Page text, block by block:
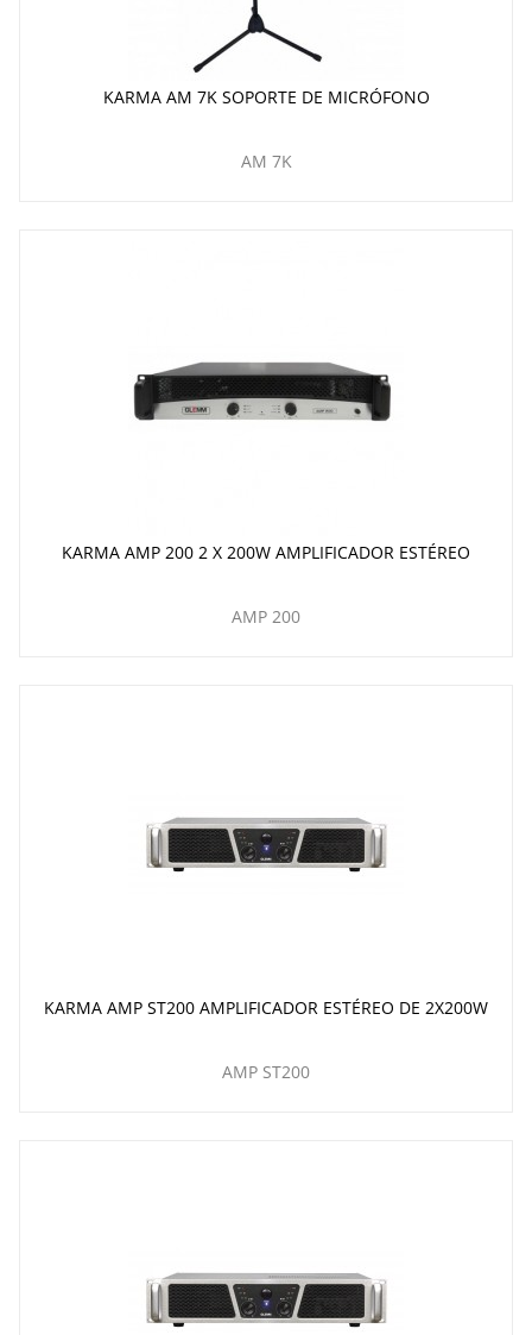
KARMA AM 7K SOPORTE DE MICRÓFONO
AM 7K
KARMA AMP 200 2 X 200W AMPLIFICADOR ESTÉREO
AMP 200
KARMA AMP ST200 AMPLIFICADOR ESTÉREO DE 2X200W
AMP ST200